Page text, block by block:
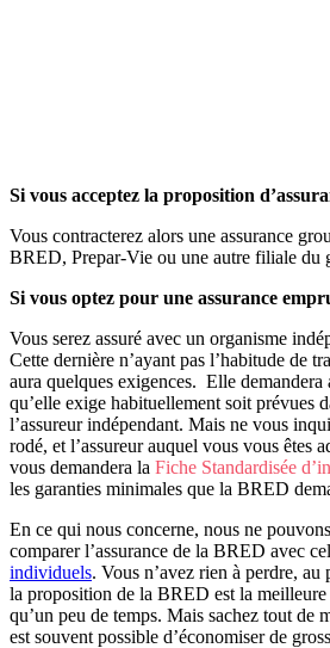
Si vous acceptez la proposition
Vous contracterez alors une assurance
BRED, Prepar-Vie ou une autre filiale du
Si vous optez pour une assurance
Vous serez assuré avec un organisme
Cette dernière n’ayant pas l’habitude de
aura quelques exigences. Elle demandera
qu’elle exige habituellement soit prévues
l’assureur indépendant. Mais ne vous
rodé, et l’assureur auquel vous vous êtes
vous demandera la Fiche Standardisée
les garanties minimales que la BRED
En ce qui nous concerne, nous ne
comparer l’assurance de la BRED avec
individuels. Vous n’avez rien à perdre, au
la proposition de la BRED est la meilleure
qu’un peu de temps. Mais sachez tout de
est souvent possible d’économiser de